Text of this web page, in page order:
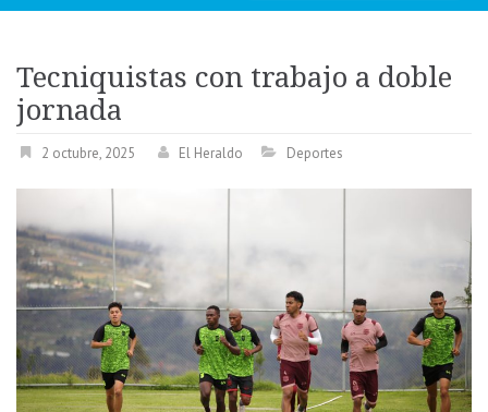
Tecniquistas con trabajo a doble
jornada
2 octubre, 2025 El Heraldo Deportes